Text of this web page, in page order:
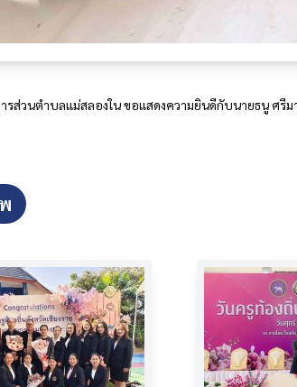
รส่วนตำบลแม่สลองใน ขอแสดงความยินดีกับนายธนู ศรี